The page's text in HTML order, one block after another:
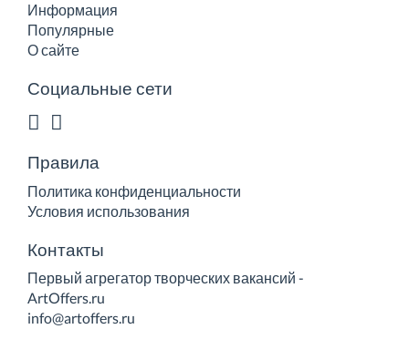
Информация
Популярные
О сайте
Социальные сети
Правила
Политика конфиденциальности
Условия использования
Контакты
Первый агрегатор творческих вакансий -
ArtOffers.ru
info@artoffers.ru